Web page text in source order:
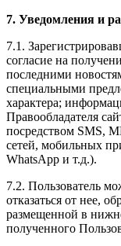
7. Уведомления и
7.1.
согласие на
последними
специальными
характера;
Правообладателя
посредством SMS,
сетей, мобильных
WhatsApp и т.д.).
7.2. Пользователь
отказаться от нее,
размещенной в
полученного